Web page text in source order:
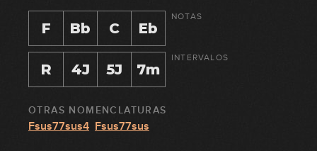
F Bb C Eb
NOTAS
R 4J 5J 7m
INTERVALOS
OTRAS NOMENCLATURAS
Fsus77sus4 Fsus77sus